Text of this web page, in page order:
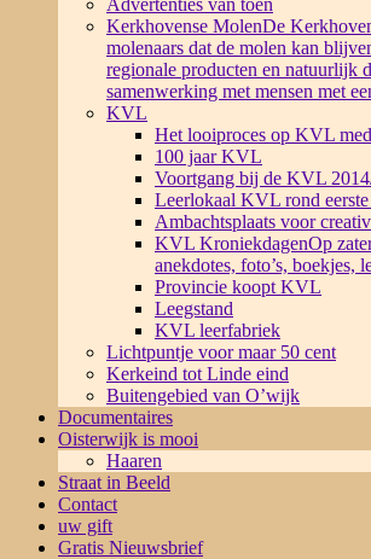
Advertenties van toen
Kerkhovense MolenDe
molenaars dat de molen kan
regionale producten en natuurlijk
samenwerking met mensen met
KVL
Het looiproces op KVL
100 jaar KVL
Voortgang bij de KVL
Leerlokaal KVL rond eerste
Ambachtsplaats voor
KVL KroniekdagenOp
anekdotes, foto’s, boekjes,
Provincie koopt KVL
Leegstand
KVL leerfabriek
Lichtpuntje voor maar 50 cent
Kerkeind tot Linde eind
Buitengebied van O’wijk
Documentaires
Oisterwijk is mooi
Haaren
Straat in Beeld
Contact
uw gift
Gratis Nieuwsbrief